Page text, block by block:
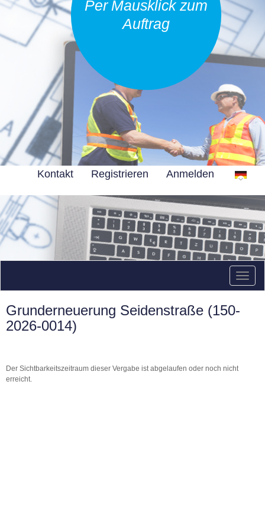
Per Mausklick zum
Auftrag
Kontakt Registrieren Anmelden
Grunderneuerung Seidenstraße (150-
2026-0014)
Der Sichtbarkeitszeitraum dieser Vergabe ist abgelaufen oder noch nicht
erreicht.